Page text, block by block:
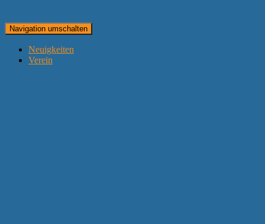
Navigation umschalten
Neuigkeiten
Verein